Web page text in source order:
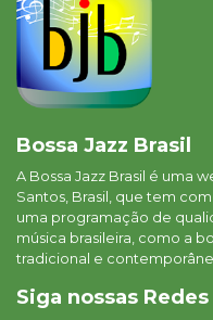
Bossa Jazz Brasil
A Bossa Jazz Brasil é uma
Santos, Brasil, que tem
uma programação de
música brasileira, como a
tradicional e
Siga nossas